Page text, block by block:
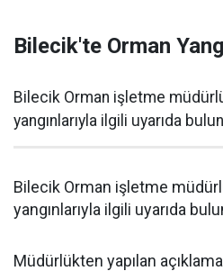
Bilecik'te Orman
Bilecik Orman işletme
yangınlarıyla ilgili uyarıda
Bilecik Orman işletme
yangınlarıyla ilgili uyarıda
Müdürlükten yapılan